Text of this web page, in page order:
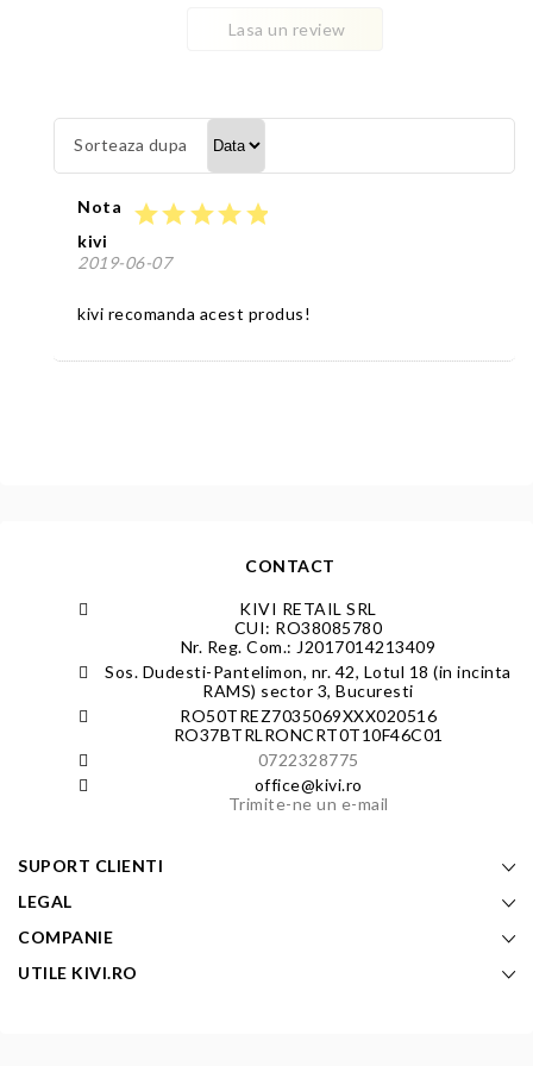
Lasa un review
Sorteaza dupa
Nota starstarstarstarstar
kivi
2019-06-07
kivi recomanda acest produs!
CONTACT
KIVI RETAIL SRL
CUI: RO38085780
Nr. Reg. Com.: J2017014213409
Sos. Dudesti-Pantelimon, nr. 42, Lotul 18 (in incinta
RAMS) sector 3, Bucuresti
RO50TREZ7035069XXX020516
RO37BTRLRONCRT0T10F46C01
0722328775
office@kivi.ro
Trimite-ne un e-mail
SUPORT CLIENTI
LEGAL
COMPANIE
UTILE KIVI.RO